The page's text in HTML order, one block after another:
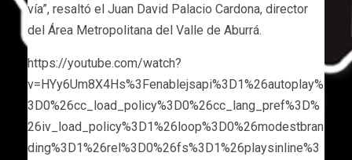
vía”, resaltó el Juan David Palacio Cardona, director
del Área Metropolitana del Valle de Aburrá.
https://youtube.com/watch?
v=HYy6Um8X4Hs%3Fenablejsapi%3D1%26autoplay%
3D0%26cc_load_policy%3D0%26cc_lang_pref%3D%
26iv_load_policy%3D1%26loop%3D0%26modestbran
ding%3D1%26rel%3D0%26fs%3D1%26playsinline%3